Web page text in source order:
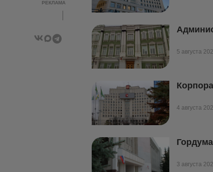
РЕКЛАМА
5 августа
4 августа
3 августа